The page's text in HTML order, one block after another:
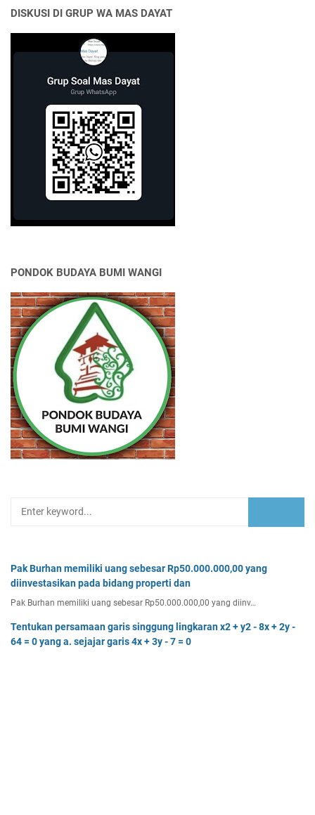
DISKUSI DI GRUP WA MAS DAYAT
PONDOK BUDAYA BUMI WANGI
Pak Burhan memiliki uang sebesar Rp50.000.000,00 yang
diinvestasikan pada bidang properti dan
Pak Burhan memiliki uang sebesar Rp50.000.000,00 yang diinv…
Tentukan persamaan garis singgung lingkaran x2 + y2 - 8x + 2y -
64 = 0 yang a. sejajar garis 4x + 3y - 7 = 0